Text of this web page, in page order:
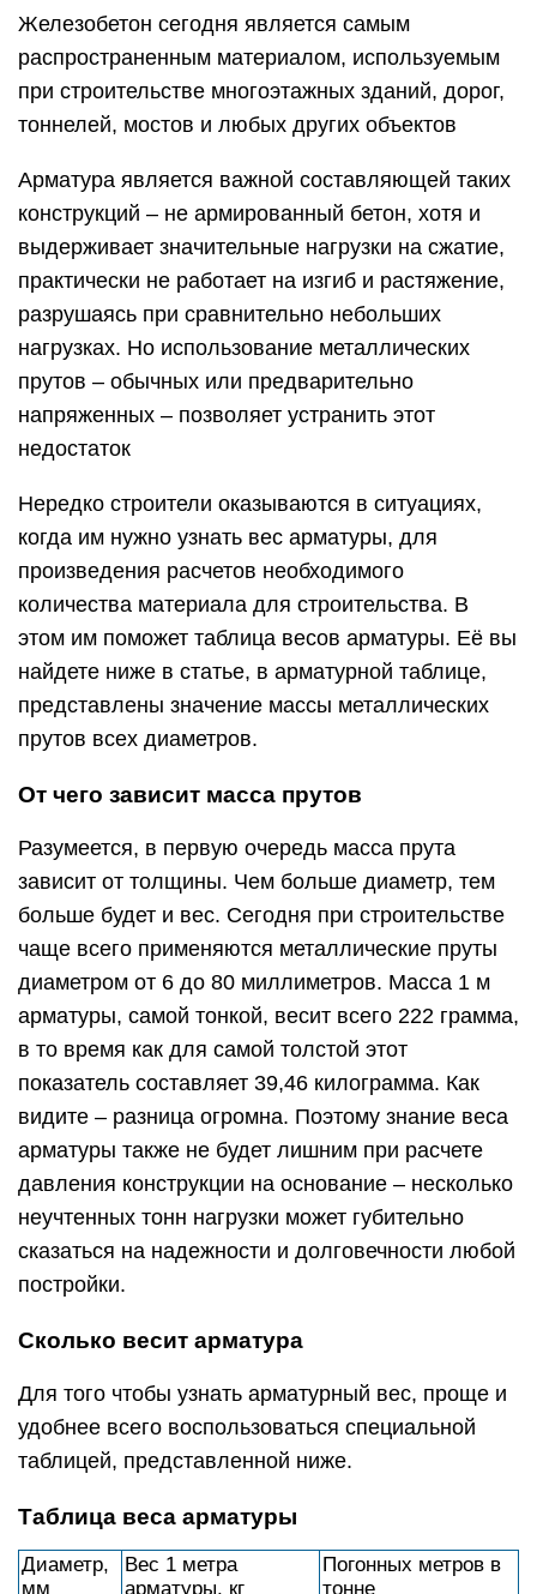
Железобетон сегодня является самым
распространенным материалом, используемым
при строительстве многоэтажных зданий, дорог,
тоннелей, мостов и любых других объектов
Арматура является важной составляющей таких
конструкций – не армированный бетон, хотя и
выдерживает значительные нагрузки на сжатие,
практически не работает на изгиб и растяжение,
разрушаясь при сравнительно небольших
нагрузках. Но использование металлических
прутов – обычных или предварительно
напряженных – позволяет устранить этот
недостаток
Нередко строители оказываются в ситуациях,
когда им нужно узнать вес арматуры, для
произведения расчетов необходимого
количества материала для строительства. В
этом им поможет таблица весов арматуры. Её вы
найдете ниже в статье, в арматурной таблице,
представлены значение массы металлических
прутов всех диаметров.
От чего зависит масса прутов
Разумеется, в первую очередь масса прута
зависит от толщины. Чем больше диаметр, тем
больше будет и вес. Сегодня при строительстве
чаще всего применяются металлические пруты
диаметром от 6 до 80 миллиметров. Масса 1 м
арматуры, самой тонкой, весит всего 222 грамма,
в то время как для самой толстой этот
показатель составляет 39,46 килограмма. Как
видите – разница огромна. Поэтому знание веса
арматуры также не будет лишним при расчете
давления конструкции на основание – несколько
неучтенных тонн нагрузки может губительно
сказаться на надежности и долговечности любой
постройки.
Сколько весит арматура
Для того чтобы узнать арматурный вес, проще и
удобнее всего воспользоваться специальной
таблицей, представленной ниже.
Таблица веса арматуры
Диаметр,
мм
Вес 1 метра
арматуры, кг
Погонных метров в
тонне